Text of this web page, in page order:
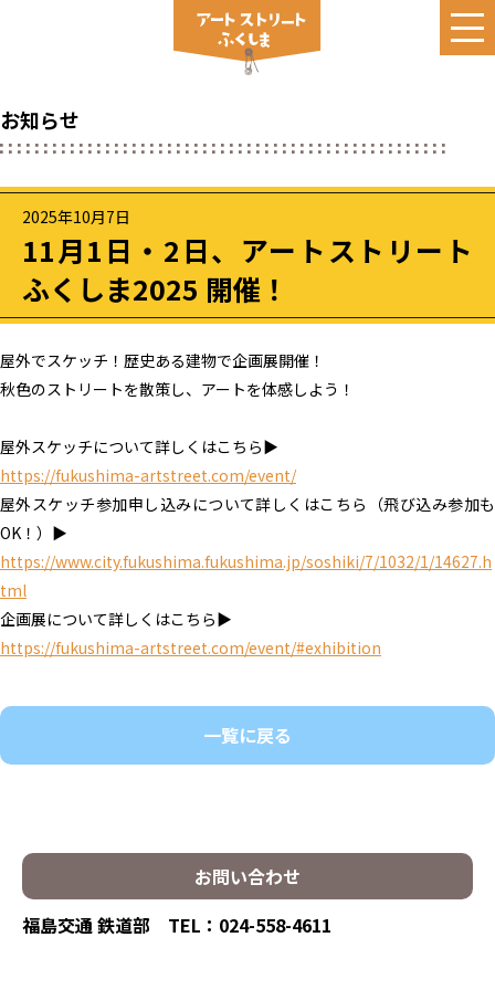
お知らせ
2025年10月7日
11月1日・2日、アートストリート
ふくしま2025 開催！
屋外でスケッチ！歴史ある建物で企画展開催！
秋色のストリートを散策し、アートを体感しよう！
https://fukushima-artstreet.com/event/
屋外スケッチ参加申し込みについて詳しくはこちら（飛び込み参加も
https://www.city.fukushima.fukushima.jp/soshiki/7/1032/1/14627.h
tml
https://fukushima-artstreet.com/event/#exhibition
一覧に戻る
お問い合わせ
福島交通 鉄道部 TEL：024-558-4611